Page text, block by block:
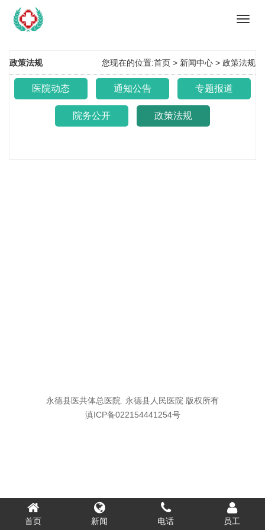
政策法规 您现在的位置:首页 > 新闻中心 > 政策法规
医院动态 通知公告 专题报道
院务公开 政策法规
永德县医共体总医院. 永德县人民医院 版权所有
滇ICP备022154441254号
首页 新闻 电话 员工